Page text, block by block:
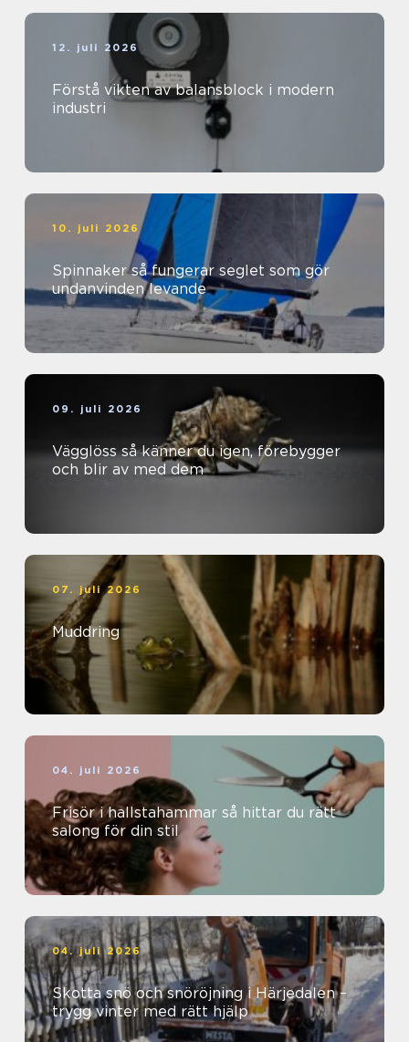
12. juli 2026
Förstå vikten av balansblock i modern
industri
10. juli 2026
Spinnaker så fungerar seglet som gör
undanvinden levande
09. juli 2026
Vägglöss så känner du igen, förebygger
och blir av med dem
07. juli 2026
Muddring
04. juli 2026
Frisör i hallstahammar så hittar du rätt
salong för din stil
04. juli 2026
Skotta snö och snöröjning i Härjedalen –
trygg vinter med rätt hjälp